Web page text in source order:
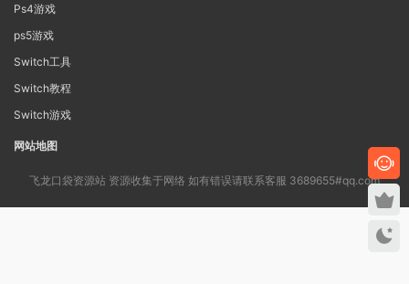
Ps4游戏
ps5游戏
Switch工具
Switch教程
Switch游戏
网站地图
飞龙口袋资源站 资源收集于网络 如有错误请联系客服 3689655#qq.com